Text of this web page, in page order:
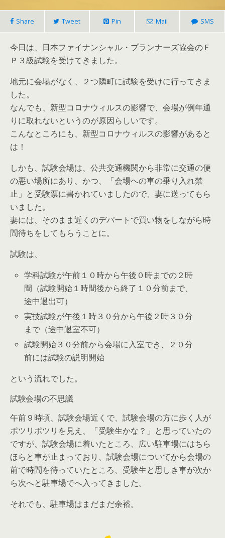
Share Tweet Pin Mail SMS
今日は、日本ファイナンシャル・プランナーズ協会のＦ
Ｐ３級試験を受けてきました。
地元に会場がなく、２つ隣町に試験を受けに行ってきま
した。
なんでも、新型コロナウィルスの影響で、会場が例年通
りに取れないというのが原因らしいです。
こんなところにも、新型コロナウィルスの影響があると
は！
しかも、試験会場は、公共交通機関から非常に交通の便
の悪い場所にあり、かつ、「会場への車の乗り入れ禁
止」と受験票に書かれていましたので、妻に送ってもら
いました。
妻には、そのまま近くのデパートで買い物をしながら時
間待ちをしてもらうことに。
試験は、
学科試験が午前１０時から午後０時までの２時
間（試験開始１時間後から終了１０分前まで、
途中退出可）
実技試験が午後１時３０分から午後２時３０分
まで（途中退室不可）
試験開始３０分前から会場に入室でき、２０分
前には試験の説明開始
という流れでした。
試験会場の不思議
午前９時頃、試験会場近くで、試験会場の方に歩く人が
ポツリポツリを見え、「受験生かな？」と思っていたの
ですが、試験会場に着いたところ、広い駐車場にはちら
ほらと車が止まっており、試験会場についてから会場の
前で時間を待っていたところ、受験生と思しき車が次か
ら次へと駐車場でへ入ってきました。
それでも、駐車場はまだまだ余裕。